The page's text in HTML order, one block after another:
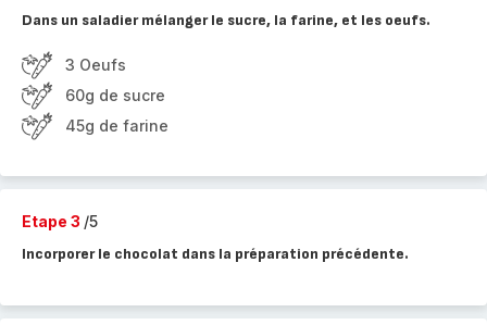
Dans un saladier mélanger le sucre, la farine, et les oeufs.
3 Oeufs
60g de sucre
45g de farine
Etape 3 /5
Incorporer le chocolat dans la préparation précédente.